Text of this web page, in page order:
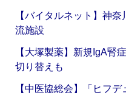
【バイタルネット】神
流施設
【大塚製薬】新規IgA腎
切り替えも
【中医協総会】「ヒフ